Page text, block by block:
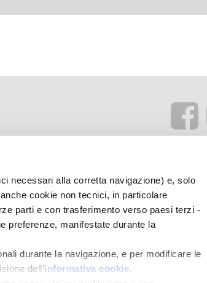
necessari alla corretta navigazione) e, solo
cookie non tecnici, in particolare
parti e con trasferimento verso paesi terzi -
preferenze, manifestate durante la
durante la navigazione, e per modificare le
dell’informativa cookie.